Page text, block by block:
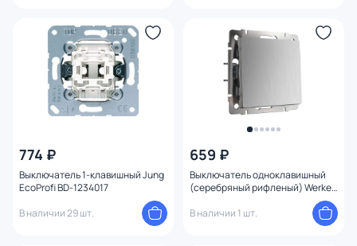
774 ₽
Выключатель 1-клавишный Jung
EcoProfi BD-1234017
В наличии 29 шт.
659 ₽
Выключатель одноклавишный
(cеребряный рифленый) Werkel
В наличии 1 шт.